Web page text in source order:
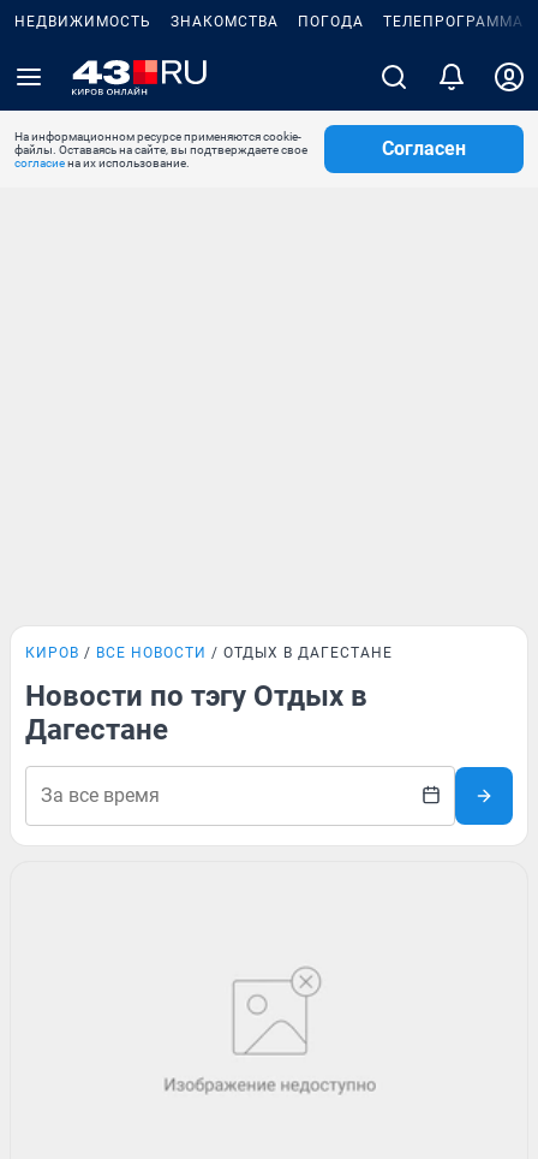
НЕДВИЖИМОСТЬ ЗНАКОМСТВА ПОГОДА ТЕЛЕПРОГРАММА
На информационном ресурсе применяются cookie-
файлы. Оставаясь на сайте, вы подтверждаете свое
согласиена их использование.
Согласен
КИРОВ ВСЕ НОВОСТИ ОТДЫХ В ДАГЕСТАНЕ
Новости по тэгу Отдых в
Дагестане